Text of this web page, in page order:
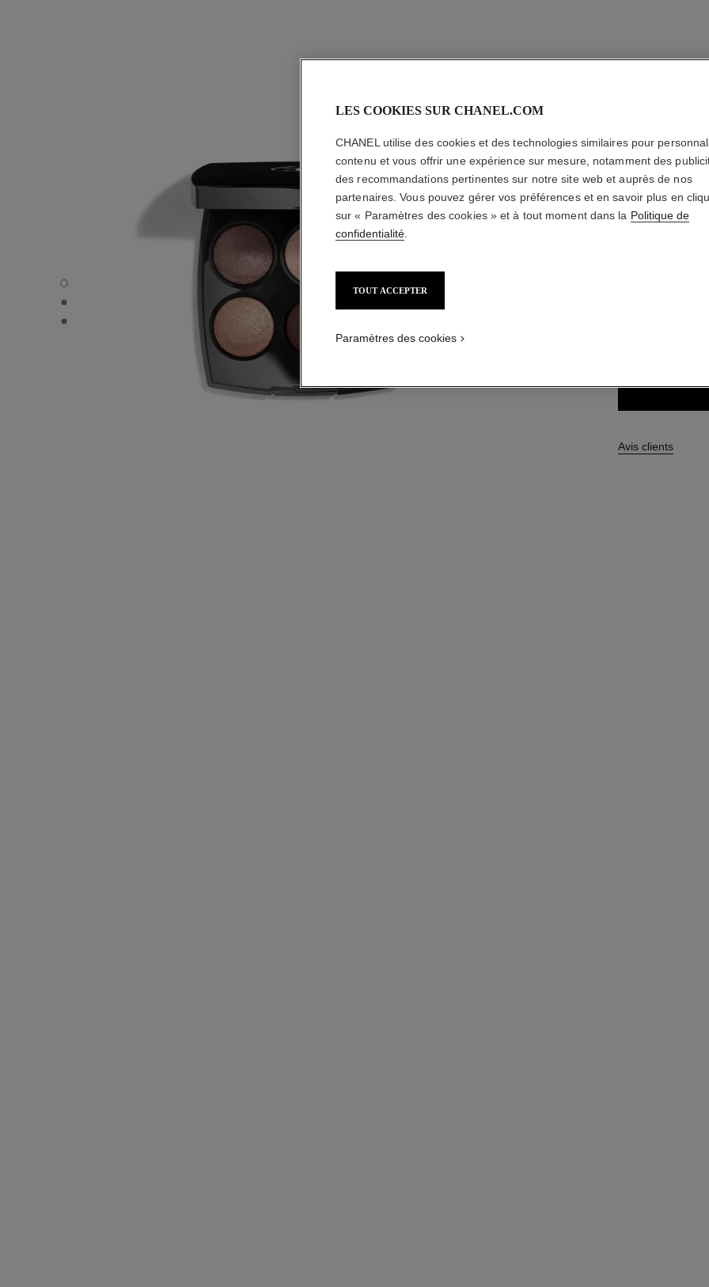
LES 4 OMBRES - Vue par défaut
LES 4 OMBRES - Vue alternative 1
LES 4 OMBRES - Vue basique texture
Ombre à
En savoir plus
Réf. 164226
Avis clients
LES COOKIES SUR CHANEL.COM
CHANEL utilise des cookies et des technologies similaires pour
contenu et vous offrir une expérience sur mesure, notamment des
des recommandations pertinentes sur notre site web et auprès de nos
partenaires. Vous pouvez gérer vos préférences et en savoir plus en
sur « Paramètres des cookies » et à tout moment dans la Politique de
confidentialité
TOUT ACCEPTER
Paramètres des cookies